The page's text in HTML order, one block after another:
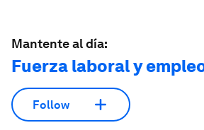
Mantente al día:
Fuerza laboral y
Follow